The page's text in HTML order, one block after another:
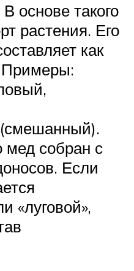
основе такого
растения. Его
как
мед собран с
Если
«луговой»,